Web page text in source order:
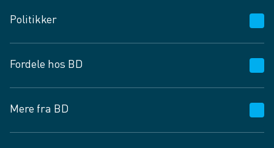
Vagttelefon 30 10 89 89
Spørgsmål og svar
Job og karriere
Fødevarekontrolrapport
Politikker
Privatlivspolitik
Cookies
Vilkår og betingelser
Fordele hos BD
BD app
BD.dk services
Mere fra BD